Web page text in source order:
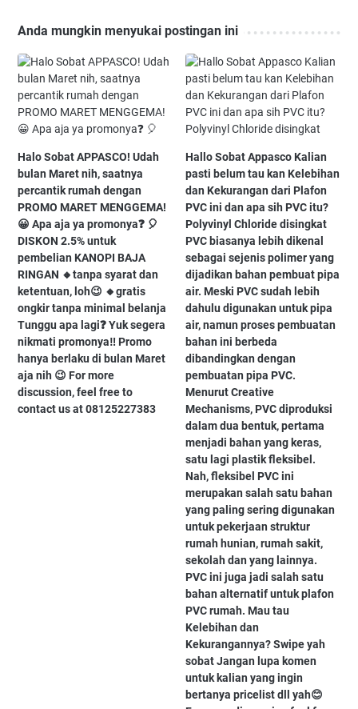
Anda mungkin menyukai postingan ini
Halo Sobat APPASCO! Udah
bulan Maret nih, saatnya
percantik rumah dengan
PROMO MARET MENGGEMA!
😀 Apa aja ya promonya❓ 🎈
DISKON 2.5% untuk
pembelian KANOPI BAJA
RINGAN 🔸tanpa syarat dan
ketentuan, loh😉 🔸gratis
ongkir tanpa minimal belanja
Tunggu apa lagi❓ Yuk segera
nikmati promonya‼️ Promo
hanya berlaku di bulan Maret
aja nih 😉 For more
discussion, feel free to
contact us at 08125227383
Hallo Sobat Appasco Kalian
pasti belum tau kan Kelebihan
dan Kekurangan dari Plafon
PVC ini dan apa sih PVC itu?
Polyvinyl Chloride disingkat
PVC biasanya lebih dikenal
sebagai sejenis polimer yang
dijadikan bahan pembuat pipa
air. Meski PVC sudah lebih
dahulu digunakan untuk pipa
air, namun proses pembuatan
bahan ini berbeda
dibandingkan dengan
pembuatan pipa PVC.
Menurut Creative
Mechanisms, PVC diproduksi
dalam dua bentuk, pertama
menjadi bahan yang keras,
satu lagi plastik fleksibel.
Nah, fleksibel PVC ini
merupakan salah satu bahan
yang paling sering digunakan
untuk pekerjaan struktur
rumah hunian, rumah sakit,
sekolah dan yang lainnya.
PVC ini juga jadi salah satu
bahan alternatif untuk plafon
PVC rumah. Mau tau
Kelebihan dan
Kekurangannya? Swipe yah
sobat Jangan lupa komen
untuk kalian yang ingin
bertanya pricelist dll yah😊